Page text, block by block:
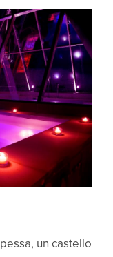
un castello